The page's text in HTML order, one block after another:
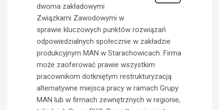
dwoma zakładowymi
Związkami Zawodowymi w
sprawie kluczowych punktów rozwiązań
odpowiedzialnych społecznie w zakładzie
produkcyjnym MAN w Starachowicach. Firma
może zaoferować prawie wszystkim
pracownikom dotkniętym restrukturyzacją
alternatywne miejsca pracy w ramach Grupy
MAN lub w firmach zewnętrznych w regionie,